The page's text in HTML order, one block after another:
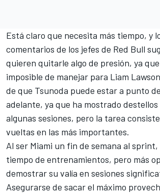
Está claro que necesita más tiempo, y
comentarios de los jefes de Red Bull
quieren quitarle algo de presión, ya
imposible de manejar para Liam
de que Tsunoda puede estar a punto
adelante, ya que ha mostrado
algunas sesiones, pero la tarea
vueltas en las más importantes.
Al ser Miami un fin de semana al
tiempo de entrenamientos, pero más
demostrar su valía en sesiones
Asegurarse de sacar el máximo